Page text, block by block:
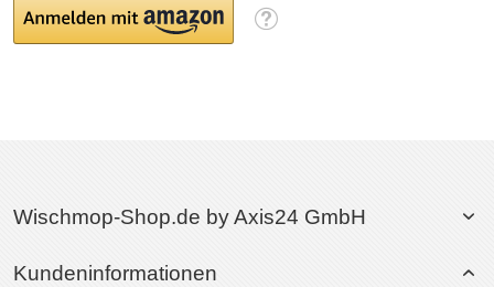
Wischmop-Shop.de by Axis24 GmbH
Kundeninformationen